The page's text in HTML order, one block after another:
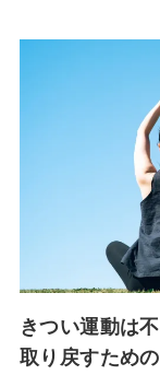
きつい運動は
取り戻すため